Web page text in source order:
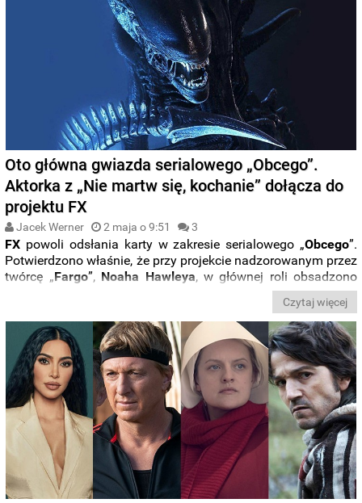
Oto główna gwiazda serialowego „Obcego”.
Aktorka z „Nie martw się, kochanie” dołącza do
projektu FX
Jacek Werner 2 maja o 9:51 3
FX powoli odsłania karty w zakresie serialowego „Obcego”.
Potwierdzono właśnie, że przy projekcie nadzorowanym przez
twórcę „Fargo”, Noaha Hawleya, w głównej roli obsadzono
. Aktorkę znacie z takich produkcji jak „Nie
Czytaj więcej